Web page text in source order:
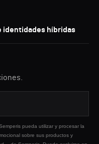
identidades híbridas
pueda utilizar y procesar la
sobre sus productos y